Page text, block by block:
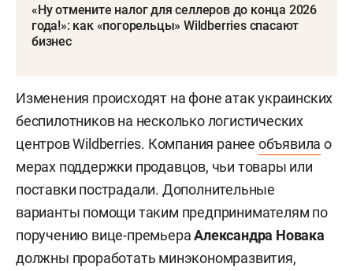
«Ну отмените налог для селлеров до конца 2026
года!»: как «погорельцы» Wildberries спасают
бизнес
Изменения происходят на фоне атак украинских
беспилотников на несколько логистических
центров Wildberries. Компания ранее объявила о
мерах поддержки продавцов, чьи товары или
поставки пострадали. Дополнительные
варианты помощи таким предпринимателям по
поручению вице-премьераАлександра Новака
должны проработать минэкономразвития,